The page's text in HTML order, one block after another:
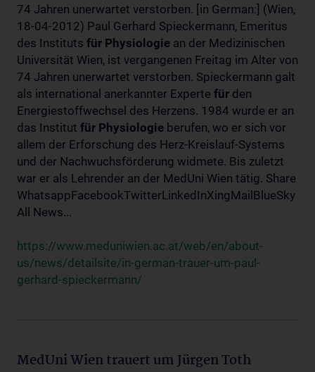
74 Jahren unerwartet verstorben. [in German:] (Wien,
18-04-2012) Paul Gerhard Spieckermann, Emeritus
des Instituts für Physiologie an der Medizinischen
Universität Wien, ist vergangenen Freitag im Alter von
74 Jahren unerwartet verstorben. Spieckermann galt
als international anerkannter Experte für den
Energiestoffwechsel des Herzens. 1984 wurde er an
das Institut für Physiologie berufen, wo er sich vor
allem der Erforschung des Herz-Kreislauf-Systems
und der Nachwuchsförderung widmete. Bis zuletzt
war er als Lehrender an der MedUni Wien tätig. Share
WhatsappFacebookTwitterLinkedInXingMailBlueSky
All News...
https://www.meduniwien.ac.at/web/en/about-
us/news/detailsite/in-german-trauer-um-paul-
gerhard-spieckermann/
MedUni Wien trauert um Jürgen Toth